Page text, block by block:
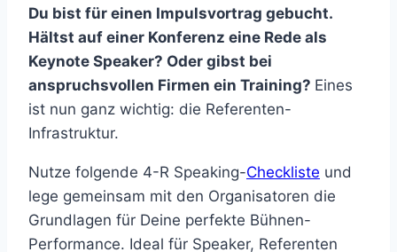
Du bist für einen Impulsvortrag gebucht.
Hältst auf einer Konferenz eine Rede als
Keynote Speaker? Oder gibst bei
anspruchsvollen Firmen ein Training? Eines
ist nun ganz wichtig: die Referenten-
Infrastruktur.
Nutze folgende 4-R Speaking-Checkliste und
lege gemeinsam mit den Organisatoren die
Grundlagen für Deine perfekte Bühnen-
Performance. Ideal für Speaker, Referenten